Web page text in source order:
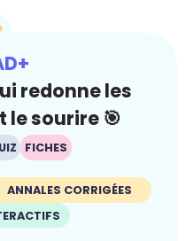
redonne les
le sourire 🎯
FICHES
ANNALES CORRIGÉES